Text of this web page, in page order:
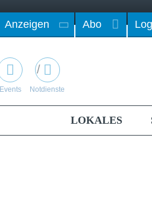
Anzeigen Abo
/
Events Notdienste
LOKALES